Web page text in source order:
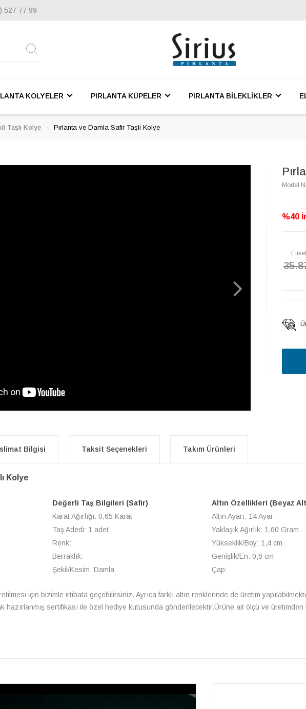
527 77 99
KOLYELER PIRLANTA KÜPELER PIRLANTA BİLEKLİKLER
Taşlı Kolye Pırlanta ve Damla Safir Taşlı Kolye
Model
%40
Bilgisi Taksit Seçenekleri Takım Ürünleri
Kolye
Değerli Taş Bilgileri (Safir)
Karat Ağırlığı: 0,65 Karat
Taş Adedi: 1 adet
Renk:
Berraklık:
Şekil/Kesim: Damla
Altın Özellikleri (Beyaz
Altın Ayarı: 14 Ayar
Yaklaşık Ağırlık: 1,60 Gram
Yükseklik/Boy: 1,4 cm
Genişlik/En: 0,6 cm
Çap:
için bizimle irtibata geçebilirsiniz. Ayrıca farklı altın renklerinde de üretim
hazırlanmış sertifikası ile özel hediye kutusunda gönderilecektir.Ürüne ait ölçü ve